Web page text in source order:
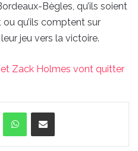
Bègles, qu’ils soient
qu’ils comptent sur
jeu vers la victoire.
Zack Holmes vont quitter
WhatsAppPartager par email